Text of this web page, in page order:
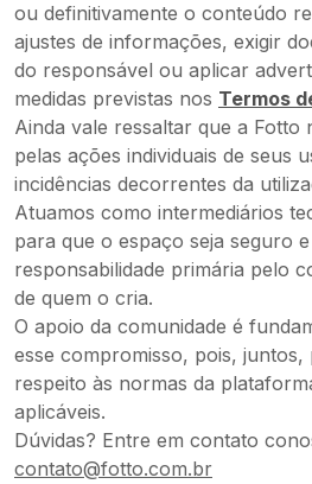
ou definitivamente o conteúdo
ajustes de informações, exigir
do responsável ou aplicar
medidas previstas nos Termos
Ainda vale ressaltar que a Fotto
pelas ações individuais de seus
incidências decorrentes da
Atuamos como intermediários
para que o espaço seja seguro
responsabilidade primária pelo
de quem o cria.
O apoio da comunidade é
esse compromisso, pois,
respeito às normas da
aplicáveis.
Dúvidas? Entre em contato
contato@fotto.com.br